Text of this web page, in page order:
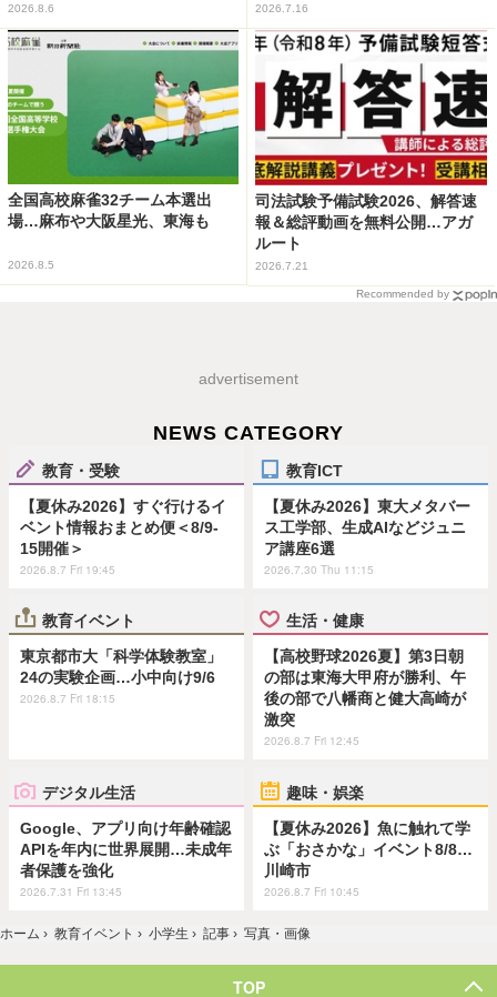
2026.8.6 2026.7.16
全国高校麻雀32チーム本選出
場…麻布や大阪星光、東海も
2026.8.5
司法試験予備試験2026、解答速
報＆総評動画を無料公開…アガ
ルート
2026.7.21
Recommended by
advertisement
NEWS CATEGORY
教育・受験
【夏休み2026】すぐ行けるイ
ベント情報おまとめ便＜8/9-
15開催＞
2026.8.7 Fri 19:45
教育ICT
【夏休み2026】東大メタバー
ス工学部、生成AIなどジュニ
ア講座6選
2026.7.30 Thu 11:15
教育イベント
東京都市大「科学体験教室」
24の実験企画…小中向け9/6
2026.8.7 Fri 18:15
生活・健康
【高校野球2026夏】第3日朝
の部は東海大甲府が勝利、午
後の部で八幡商と健大高崎が
激突
2026.8.7 Fri 12:45
デジタル生活
Google、アプリ向け年齢確認
APIを年内に世界展開…未成年
者保護を強化
2026.7.31 Fri 13:45
趣味・娯楽
【夏休み2026】魚に触れて学
ぶ「おさかな」イベント8/8…
川崎市
2026.8.7 Fri 10:45
ホーム › 教育イベント › 小学生 › 記事 › 写真・画像
TOP